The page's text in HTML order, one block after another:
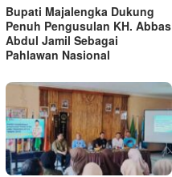
Bupati Majalengka Dukung
Penuh Pengusulan KH. Abbas
Abdul Jamil Sebagai
Pahlawan Nasional